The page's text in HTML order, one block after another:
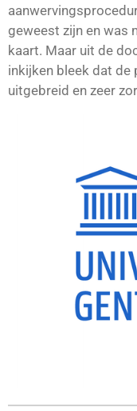
geweest zijn en was
kaart. Maar uit de
inkijken bleek dat de
uitgebreid en zeer